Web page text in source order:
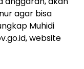
agar bisa
Muhidi
website